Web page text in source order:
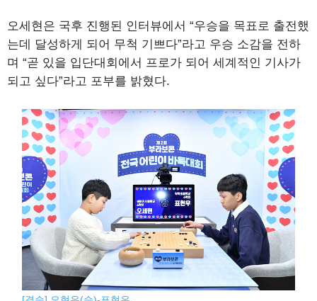
오세현은 국후 진행된 인터뷰에서 “우승을 목표로 출전했
는데 달성하게 되어 무척 기쁘다”라고 우승 소감을 전하
며 “곧 있을 입단대회에서 프로가 되어 세계적인 기사가
되고 싶다”라고 포부를 밝혔다.